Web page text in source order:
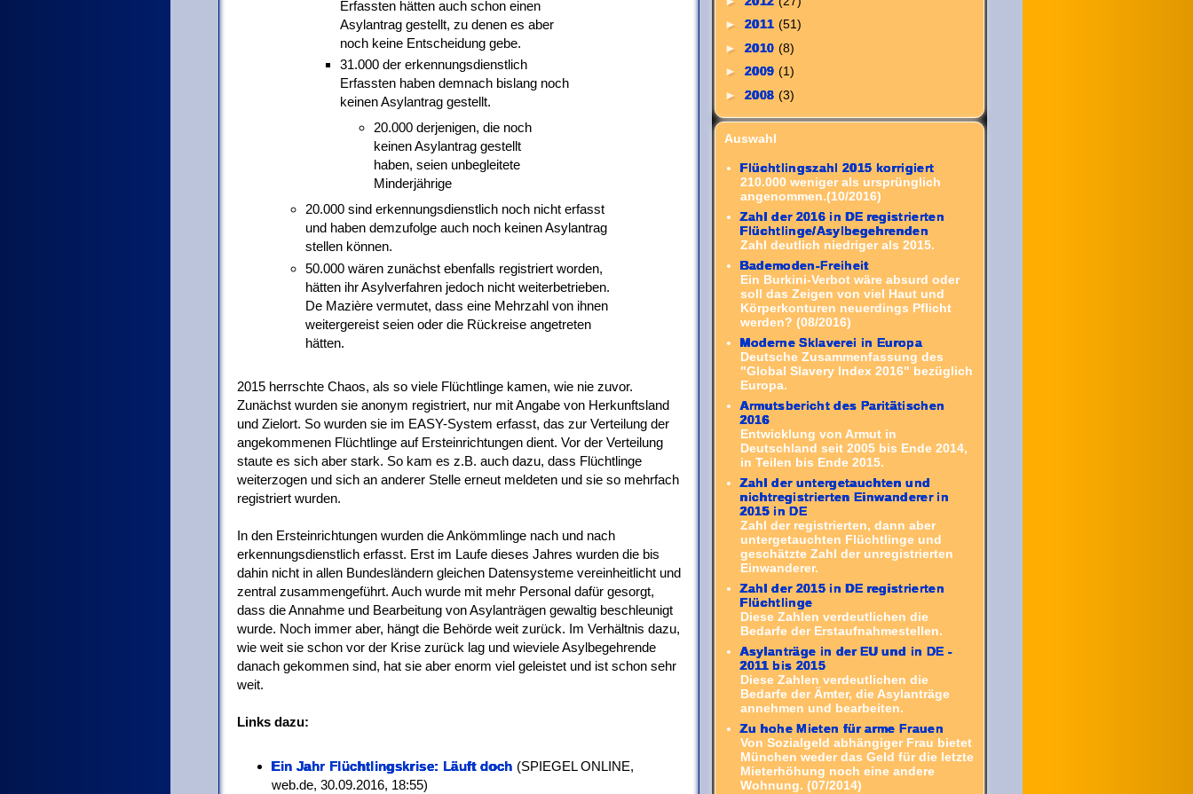
Erfassten hätten auch schon einen
Asylantrag gestellt, zu denen es aber
noch keine Entscheidung gebe.
31.000 der erkennungsdienstlich
Erfassten haben demnach bislang noch
keinen Asylantrag gestellt.
20.000 derjenigen, die noch
keinen Asylantrag gestellt
haben, seien unbegleitete
Minderjährige
20.000 sind erkennungsdienstlich noch nicht erfasst
und haben demzufolge auch noch keinen Asylantrag
stellen können.
50.000 wären zunächst ebenfalls registriert worden,
hätten ihr Asylverfahren jedoch nicht weiterbetrieben.
De Mazière vermutet, dass eine Mehrzahl von ihnen
weitergereist seien oder die Rückreise angetreten
hätten.
2015 herrschte Chaos, als so viele Flüchtlinge kamen, wie nie zuvor.
Zunächst wurden sie anonym registriert, nur mit Angabe von Herkunftsland
und Zielort. So wurden sie im EASY-System erfasst, das zur Verteilung der
angekommenen Flüchtlinge auf Ersteinrichtungen dient. Vor der Verteilung
staute es sich aber stark. So kam es z.B. auch dazu, dass Flüchtlinge
weiterzogen und sich an anderer Stelle erneut meldeten und sie so mehrfach
registriert wurden.
In den Ersteinrichtungen wurden die Ankömmlinge nach und nach
erkennungsdienstlich erfasst. Erst im Laufe dieses Jahres wurden die bis
dahin nicht in allen Bundesländern gleichen Datensysteme vereinheitlicht und
zentral zusammengeführt. Auch wurde mit mehr Personal dafür gesorgt,
dass die Annahme und Bearbeitung von Asylanträgen gewaltig beschleunigt
wurde. Noch immer aber, hängt die Behörde weit zurück. Im Verhältnis dazu,
wie weit sie schon vor der Krise zurück lag und wieviele Asylbegehrende
danach gekommen sind, hat sie aber enorm viel geleistet und ist schon sehr
weit.
Links dazu:
Ein Jahr Flüchtlingskrise: Läuft doch (SPIEGEL ONLINE,
web.de, 30.09.2016, 18:55)
►2011 (51)
►2010 (8)
►2009 (1)
►2008 (3)
Auswahl
Flüchtlingszahl 2015 korrigiert
210.000 weniger als ursprünglich
angenommen.(10/2016)
Zahl der 2016 in DE registrierten
Flüchtlinge/Asylbegehrenden
Zahl deutlich niedriger als 2015.
Bademoden-Freiheit
Ein Burkini-Verbot wäre absurd oder
soll das Zeigen von viel Haut und
Körperkonturen neuerdings Pflicht
werden? (08/2016)
Moderne Sklaverei in Europa
Deutsche Zusammenfassung des
"Global Slavery Index 2016" bezüglich
Europa.
Armutsbericht des Paritätischen
2016
Entwicklung von Armut in
Deutschland seit 2005 bis Ende 2014,
in Teilen bis Ende 2015.
Zahl der untergetauchten und
nichtregistrierten Einwanderer in
2015 in DE
Zahl der registrierten, dann aber
untergetauchten Flüchtlinge und
geschätzte Zahl der unregistrierten
Einwanderer.
Zahl der 2015 in DE registrierten
Flüchtlinge
Diese Zahlen verdeutlichen die
Bedarfe der Erstaufnahmestellen.
Asylanträge in der EU und in DE -
2011 bis 2015
Diese Zahlen verdeutlichen die
Bedarfe der Ämter, die Asylanträge
annehmen und bearbeiten.
Zu hohe Mieten für arme Frauen
Von Sozialgeld abhängiger Frau bietet
München weder das Geld für die letzte
Mieterhöhung noch eine andere
Wohnung. (07/2014)